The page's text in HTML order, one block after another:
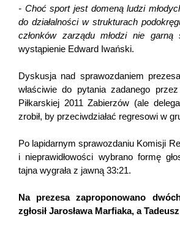
- Choć sport jest domeną ludzi
do działalności w strukturach
członków zarządu młodzi nie
wystąpienie Edward Iwański.
Dyskusja nad sprawozdaniem
właściwie do pytania zadanego
Piłkarskiej 2011 Zabierzów (ale
zrobił, by przeciwdziałać regresowi w
Po lapidarnym sprawozdaniu Komisji
i nieprawidłowości wybrano formę
tajna wygrała z jawną 33:21.
Na prezesa zaproponowano
zgłosił Jarosława Marfiaka, a